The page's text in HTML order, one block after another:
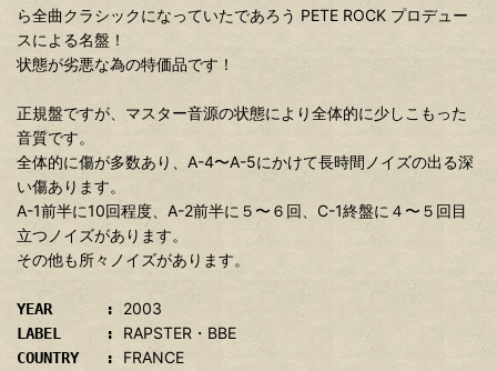
ら全曲クラシックになっていたであろう PETE ROCK プロデュー
スによる名盤！
状態が劣悪な為の特価品です！
正規盤ですが、マスター音源の状態により全体的に少しこもった
音質です。
全体的に傷が多数あり、A-4〜A-5にかけて長時間ノイズの出る深
い傷あります。
A-1前半に10回程度、A-2前半に５〜６回、C-1終盤に４〜５回目
立つノイズがあります。
その他も所々ノイズがあります。
YEAR : 2003
LABEL : RAPSTER・BBE
COUNTRY : FRANCE